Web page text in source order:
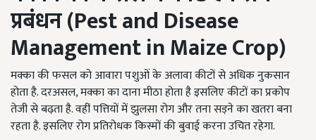
प्रबंधन (Pest and Disease
Management in Maize Crop)
मक्का की फसल को आवारा पशुओं के अलावा कीटों से अधिक नुकसान
होता है. दरअसल, मक्का का दाना मीठा होता है इसलिए कीटों का प्रकोप
तेजी से बढ़ता है. वहीं पत्तियों में झुलसा रोग और तना सड़ने का खतरा बना
रहता है. इसलिए रोग प्रतिरोधक किस्मों की बुवाई करना उचित रहेगा.